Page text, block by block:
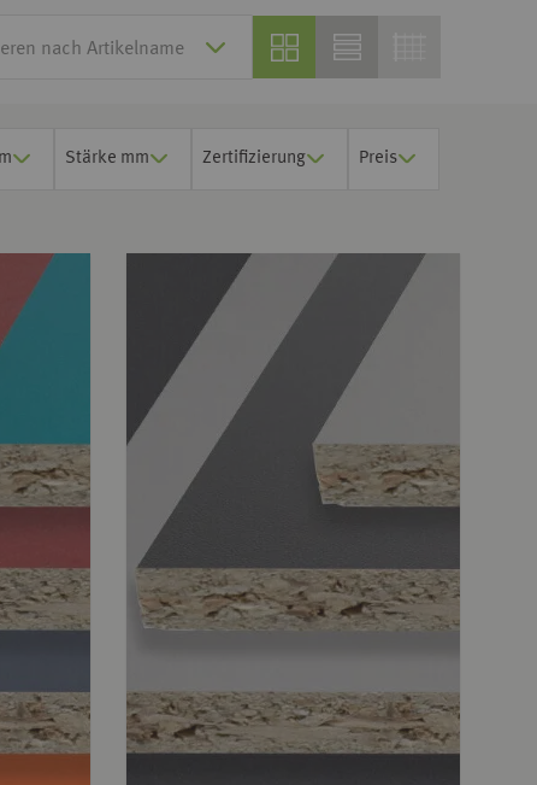
Stärke mm Zertifizierung Preis